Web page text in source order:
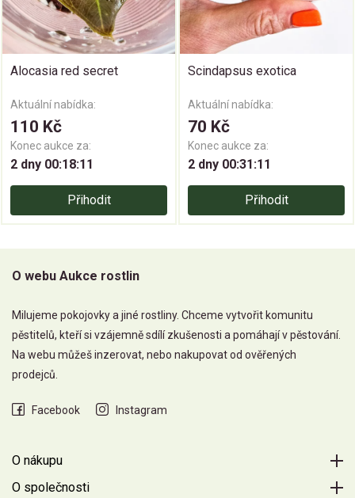
Alocasia red secret
Aktuální nabídka:
110 Kč
Konec aukce za:
2 dny 00:18:11
Přihodit
Scindapsus exotica
Aktuální nabídka:
70 Kč
Konec aukce za:
2 dny 00:31:11
Přihodit
O webu Aukce rostlin
Milujeme pokojovky a jiné rostliny. Chceme vytvořit komunitu
pěstitelů, kteří si vzájemně sdílí zkušenosti a pomáhají v pěstování.
Na webu můžeš inzerovat, nebo nakupovat od ověřených
prodejců.
Facebook Instagram
O nákupu
O společnosti